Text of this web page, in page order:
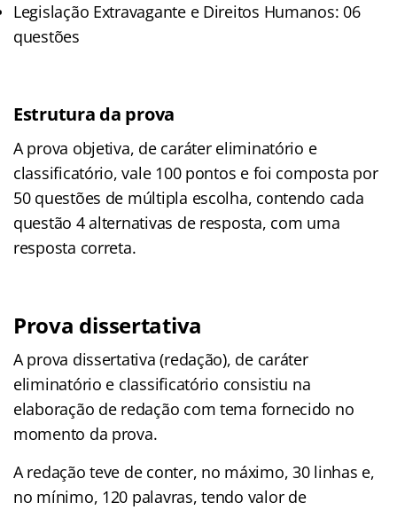
Legislação Extravagante e Direitos Humanos: 06
questões
Estrutura da prova
A prova objetiva, de caráter eliminatório e
classificatório, vale 100 pontos e foi composta por
50 questões de múltipla escolha, contendo cada
questão 4 alternativas de resposta, com uma
resposta correta.
Prova dissertativa
A prova dissertativa (redação), de caráter
eliminatório e classificatório consistiu na
elaboração de redação com tema fornecido no
momento da prova.
A redação teve de conter, no máximo, 30 linhas e,
no mínimo, 120 palavras, tendo valor de